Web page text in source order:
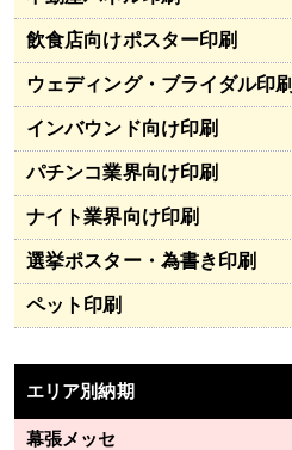
飲食店向けポスター印刷
ウェディング・ブライダル印刷
インバウンド向け印刷
パチンコ業界向け印刷
ナイト業界向け印刷
選挙ポスター・為書き印刷
ペット印刷
エリア別納期
幕張メッセ